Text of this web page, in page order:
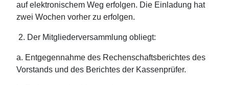
auf elektronischem Weg erfolgen. Die Einladung hat
zwei Wochen vorher zu erfolgen.
2. Der Mitgliederversammlung obliegt:
a. Entgegennahme des Rechenschaftsberichtes des
Vorstands und des Berichtes der Kassenprüfer.